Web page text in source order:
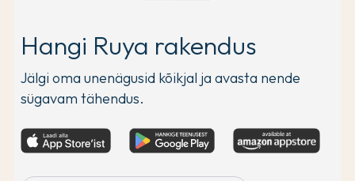
Hangi Ruya rakendus
Jälgi oma unenägusid kõikjal ja avasta nende
sügavam tähendus.